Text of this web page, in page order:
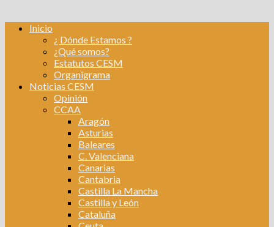
Inicio
¿ Dónde Estamos ?
¿Qué somos?
Estatutos CESM
Organigrama
Noticias CESM
Opinión
CCAA
Aragón
Asturias
Baleares
C. Valenciana
Canarias
Cantabria
Castilla La Mancha
Castilla y León
Cataluña